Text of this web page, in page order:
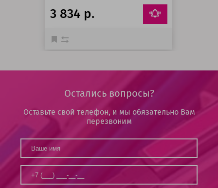
3 834 р.
Остались вопросы?
Оставьте свой телефон, и мы обязательно Вам
перезвоним